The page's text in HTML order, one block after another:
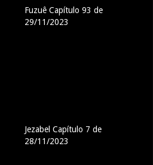
Fuzuê Capítulo 93 de
29/11/2023
Jezabel Capítulo 7 de
28/11/2023